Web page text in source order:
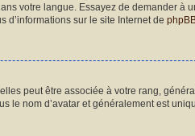
votre langue. Essayez de demander à
d’informations sur le site Internet de
peut être associée à votre rang,
le nom d’avatar et généralement est